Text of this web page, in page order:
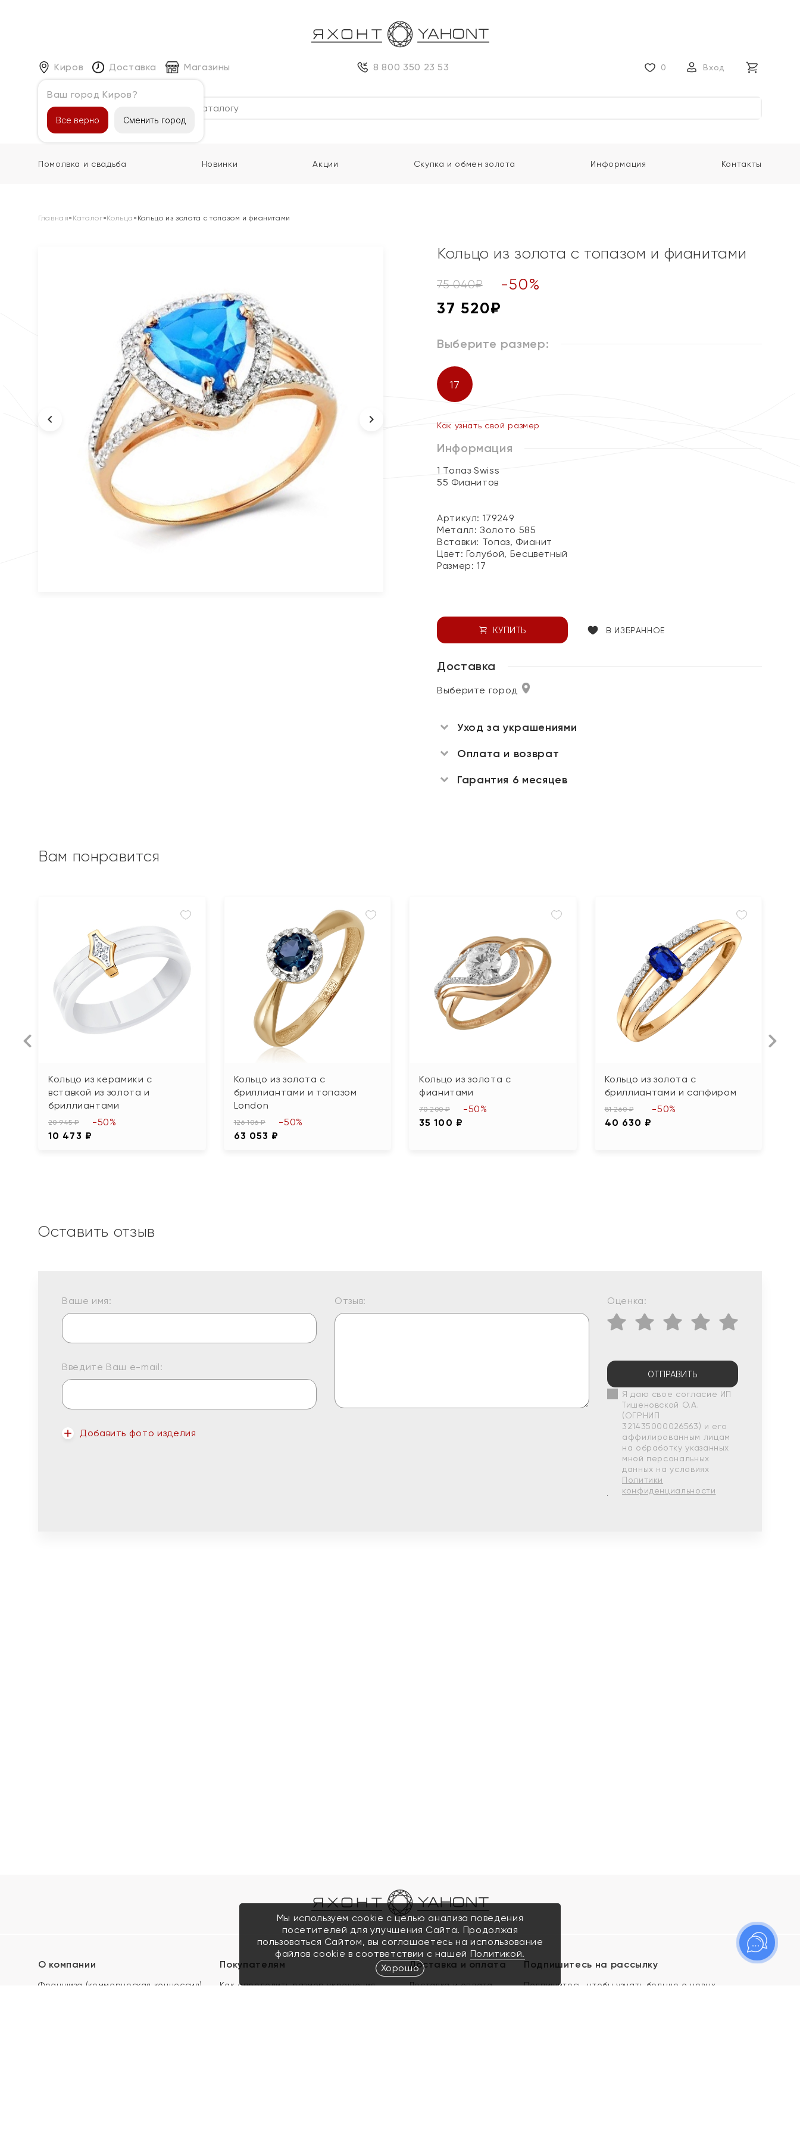
Киров
Ваш город Киров?
Все верно Сменить город
Доставка Магазины 8 800 350 23 53 0 Вход
Каталог
Помолвка и свадьба Новинки Акции Скупка и обмен золота Информация Контакты
Главная» Каталог»Кольца » Кольцо из золота с топазом и фианитами
Кольцо из золота с топазом и фианитами
75 040₽ -50%
37 520₽
Выберите размер:
17
Как узнать свой размер
Информация
1 Топаз Swiss
55 Фианитов
Артикул: 179249
Металл:Золото 585
Вставки: Топаз, Фианит
Цвет: Голубой, Бесцветный
Размер:17
КУПИТЬ В ИЗБРАННОЕ
Доставка
Выберите город
Уход за украшениями
Оплата и возврат
Гарантия 6 месяцев
Вам понравится
Кольцо из керамики с
вставкой из золота и
бриллиантами
20 945 ₽
10 473 ₽
-50%
Кольцо из золота с
бриллиантами и топазом
London
126 106 ₽
63 053 ₽
-50%
Кольцо из золота с
фианитами
70 200 ₽
35 100 ₽
-50%
Кольцо из золота с
бриллиантами и сапфиром
81 260 ₽
40 630 ₽
-50%
Оставить отзыв
Ваше имя:
Введите Ваш e-mail:
Добавить фото изделия
Отзыв: Оценка:
ОТПРАВИТЬ
Я даю свое согласие ИП
Тишеновской О.А.
(ОГРНИП
321435000026563) и его
аффилированным лицам
на обработку указанных
мной персональных
данных на условиях
Политики
конфиденциальности
О компании
Франшиза (коммерческая концессия)
Покупателям
Как определить размер украшения
Доставка и оплата
Доставка и оплата
Подпишитесь на рассылку
Подпишитесь, чтобы узнать больше о новых
Мы используем cookie с целью анализа поведения
посетителей для улучшения Сайта. Продолжая
пользоваться Сайтом, вы соглашаетесь на использование
файлов cookie в соответствии с нашей Политикой.
Хорошо